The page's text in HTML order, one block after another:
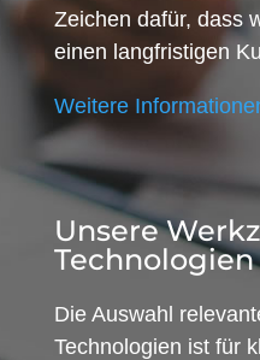
Zeichen dafür, dass
einen langfristigen
Weitere
Unsere
Technologien
Die Auswahl
Technologien ist für